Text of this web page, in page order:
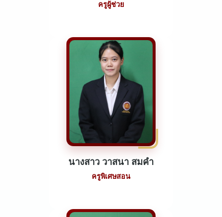
ครูผู้ช่วย
นางสาว วาสนา สมคำ
ครูพิเศษสอน